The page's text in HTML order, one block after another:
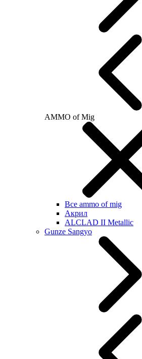
AMMO of Mig
Все ammo of mig
Акрил
ALCLAD II Metallic
Gunze Sangyo